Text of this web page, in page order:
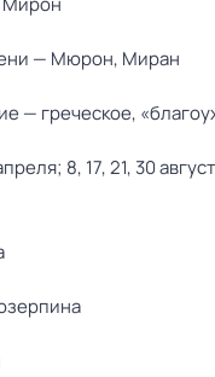
— Мюрон, Миран
— греческое,
8, 17, 21, 30